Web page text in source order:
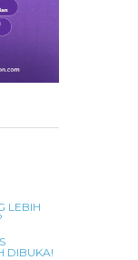
LEBIH
DIBUKA!